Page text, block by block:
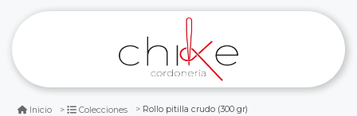
Inicio Colecciones Rollo pitilla crudo (300 gr)